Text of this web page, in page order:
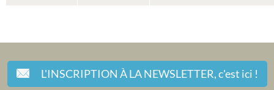
L'INSCRIPTION À LA NEWSLETTER,c'est ici !